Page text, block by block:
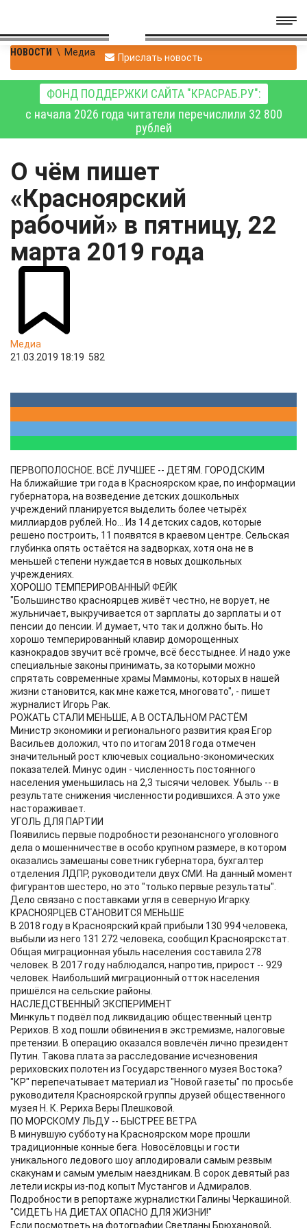
НОВОСТИ \ Медиа Прислать новость
ФОНД ПОДДЕРЖКИ САЙТА "КРАСРАБ.РУ":
с начала 2026 года читатели перечислили 32 800
рублей
О чём пишет
«Красноярский
рабочий» в пятницу, 22
марта 2019 года
Медиа
21.03.2019 18:19 582
ПЕРВОПОЛОСНОЕ. ВСЁ ЛУЧШЕЕ -- ДЕТЯМ. ГОРОДСКИМ
На ближайшие три года в Красноярском крае, по информации
губернатора, на возведение детских дошкольных
учреждений планируется выделить более четырёх
миллиардов рублей. Но... Из 14 детских садов, которые
решено построить, 11 появятся в краевом центре. Сельская
глубинка опять остаётся на задворках, хотя она не в
меньшей степени нуждается в новых дошкольных
учреждениях.
ХОРОШО ТЕМПЕРИРОВАННЫЙ ФЕЙК
"Большинство красноярцев живёт честно, не ворует, не
жульничает, выкручивается от зарплаты до зарплаты и от
пенсии до пенсии. И думает, что так и должно быть. Но
хорошо темперированный клавир доморощенных
казнокрадов звучит всё громче, всё бесстыднее. И надо уже
специальные законы принимать, за которыми можно
спрятать современные храмы Маммоны, которых в нашей
жизни становится, как мне кажется, многовато", - пишет
журналист Игорь Рак.
РОЖАТЬ СТАЛИ МЕНЬШЕ, А В ОСТАЛЬНОМ РАСТЁМ
Министр экономики и регионального развития края Егор
Васильев доложил, что по итогам 2018 года отмечен
значительный рост ключевых социально-экономических
показателей. Минус один - численность постоянного
населения уменьшилась на 2,3 тысячи человек. Убыль -- в
результате снижения численности родившихся. А это уже
настораживает.
УГОЛЬ ДЛЯ ПАРТИИ
Появились первые подробности резонансного уголовного
дела о мошенничестве в особо крупном размере, в котором
оказались замешаны советник губернатора, бухгалтер
отделения ЛДПР, руководители двух СМИ. На данный момент
фигурантов шестеро, но это "только первые результаты".
Дело связано с поставками угля в северную Игарку.
КРАСНОЯРЦЕВ СТАНОВИТСЯ МЕНЬШЕ
В 2018 году в Красноярский край прибыли 130 994 человека,
выбыли из него 131 272 человека, сообщил Красноярскстат.
Общая миграционная убыль населения составила 278
человек. В 2017 году наблюдался, напротив, прирост -- 929
человек. Наибольший миграционный отток населения
пришёлся на сельские районы.
НАСЛЕДСТВЕННЫЙ ЭКСПЕРИМЕНТ
Минкульт подвёл под ликвидацию общественный центр
Рерихов. В ход пошли обвинения в экстремизме, налоговые
претензии. В операцию оказался вовлечён лично президент
Путин. Такова плата за расследование исчезновения
рериховских полотен из Государственного музея Востока?
"КР" перепечатывает материал из "Новой газеты" по просьбе
руководителя Красноярской группы друзей общественного
музея Н. К. Рериха Веры Плешковой.
ПО МОРСКОМУ ЛЬДУ -- БЫСТРЕЕ ВЕТРА
В минувшую субботу на Красноярском море прошли
традиционные конные бега. Новосёловцы и гости
уникального ледового шоу аплодировали самым резвым
скакунам и самым умелым наездникам. В сорок девятый раз
летели искры из-под копыт Мустангов и Адмиралов.
Подробности в репортаже журналистки Галины Черкашиной.
"СИДЕТЬ НА ДИЕТАХ ОПАСНО ДЛЯ ЖИЗНИ!"
Если посмотреть на фотографии Светланы Брюхановой,